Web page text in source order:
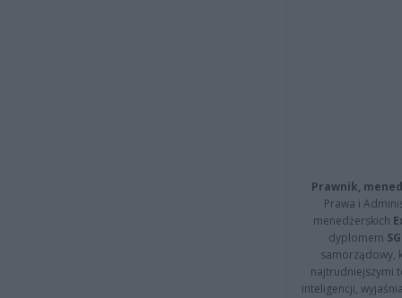
Prawnik,
Prawa i
menedżerskich
dyplomem
samorządowy,
najtrudniejszymi
inteligencji,